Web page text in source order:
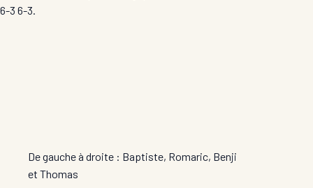
6-3 6-3.
De gauche à droite : Baptiste, Romaric, Benji
et Thomas